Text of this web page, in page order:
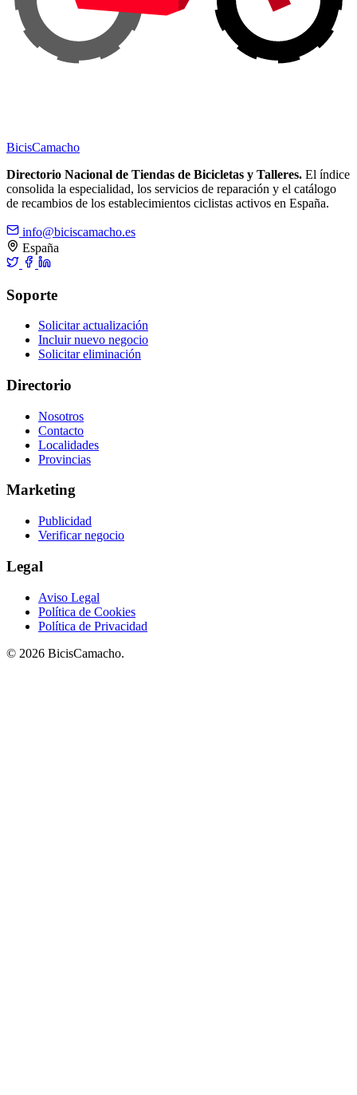
BicisCamacho
Directorio Nacional de Tiendas de Bicicletas y Talleres. El índice
consolida la especialidad, los servicios de reparación y el catálogo
de recambios de los establecimientos ciclistas activos en España.
info@biciscamacho.es
España
Soporte
Solicitar actualización
Incluir nuevo negocio
Solicitar eliminación
Directorio
Nosotros
Contacto
Localidades
Provincias
Marketing
Publicidad
Verificar negocio
Legal
Aviso Legal
Política de Cookies
Política de Privacidad
© 2026 BicisCamacho.